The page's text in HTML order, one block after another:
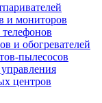
и мониторов
и обогревателей
пылесосов
центров